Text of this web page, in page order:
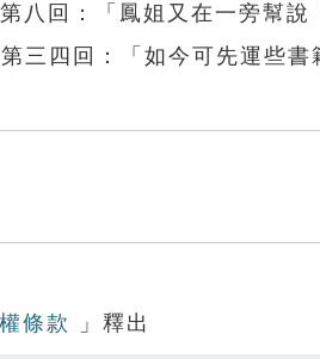
八回：「鳳姐又在一旁幫說
三四回：「如今可先運些書
條款 」釋出